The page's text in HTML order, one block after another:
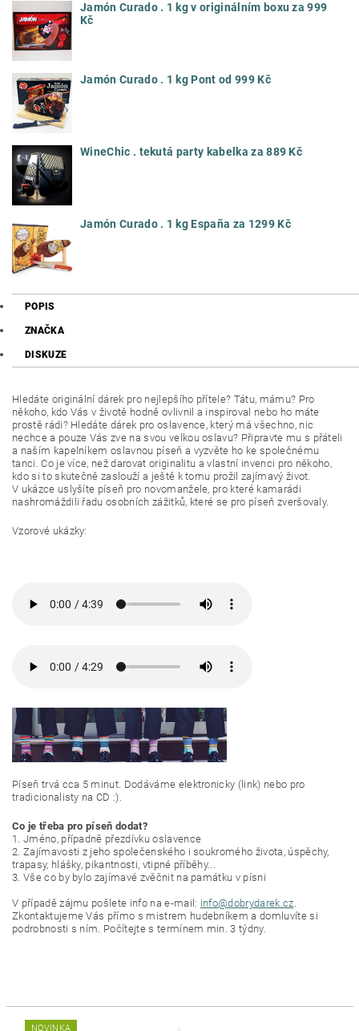
Jamón Curado . 1 kg v originálním boxu za 999
Kč
Jamón Curado . 1 kg Pont od 999 Kč
WineChic . tekutá party kabelka za 889 Kč
Jamón Curado . 1 kg España za 1299 Kč
POPIS
ZNAČKA
DISKUZE
Hledáte originální dárek pro nejlepšího přítele? Tátu, mámu? Pro
někoho, kdo Vás v životě hodně ovlivnil a inspiroval nebo ho máte
prostě rádi? Hledáte dárek pro oslavence, který má všechno, nic
nechce a pouze Vás zve na svou velkou oslavu? Připravte mu s přáteli
a naším kapelníkem oslavnou píseň a vyzvěte ho ke společnému
tanci. Co je více, než darovat originalitu a vlastní invenci pro někoho,
kdo si to skutečně zaslouží a ještě k tomu prožil zajímavý život.
V ukázce uslyšíte píseň pro novomanžele, pro které kamarádi
nashromáždili řadu osobních zážitků, které se pro píseň zveršovaly.
Vzorové ukázky:
Píseň trvá cca 5 minut. Dodáváme elektronicky (link) nebo pro
tradicionalisty na CD :).
Co je třeba pro píseň dodat?
1. Jméno, případně přezdívku oslavence
2. Zajímavosti z jeho společenského i soukromého života, úspěchy,
trapasy, hlášky, pikantnosti, vtipné příběhy...
3. Vše co by bylo zajímavé zvěčnit na památku v písni
V případě zájmu pošlete info na e-mail: info@dobrydarek.cz
Zkontaktujeme Vás přímo s mistrem hudebníkem a domluvíte si
podrobnosti s ním. Počítejte s termínem min. 3 týdny.
NOVINKA